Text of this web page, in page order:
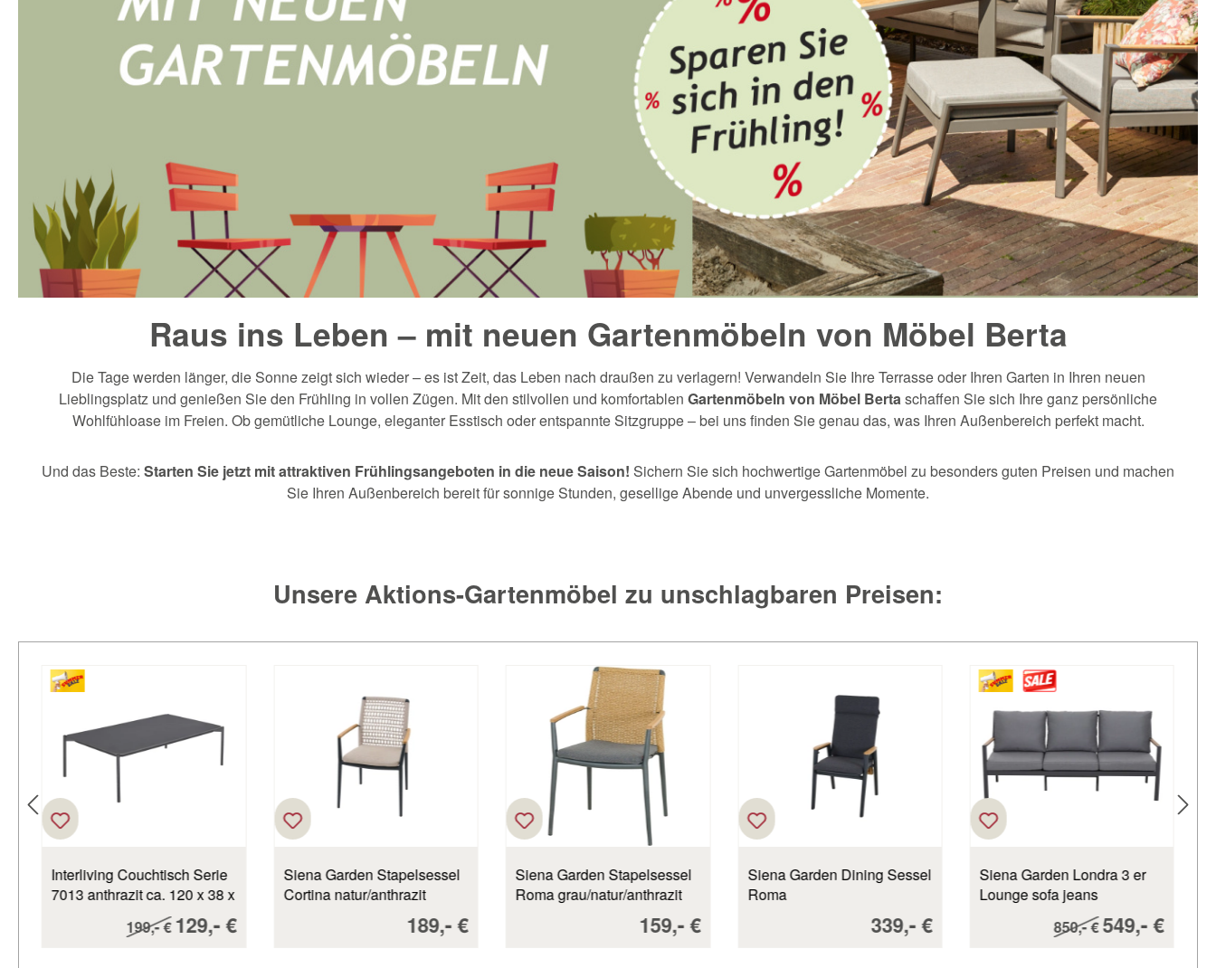
Raus ins Leben – mit neuen Gartenmöbeln von Möbel Berta
Die Tage werden länger, die Sonne zeigt sich wieder – es ist Zeit, das Leben nach draußen zu verlagern! Verwandeln Sie Ihre Terrasse oder Ihren Garten in Ihren neuen
Lieblingsplatz und genießen Sie den Frühling in vollen Zügen. Mit den stilvollen und komfortablen Gartenmöbeln von Möbel Bertaschaffen Sie sich Ihre ganz persönliche
Wohlfühloase im Freien. Ob gemütliche Lounge, eleganter Esstisch oder entspannte Sitzgruppe – bei uns finden Sie genau das, was Ihren Außenbereich perfekt macht.
Und das Beste: Starten Sie jetzt mit attraktiven Frühlingsangeboten in die neue Saison! Sichern Sie sich hochwertige Gartenmöbel zu besonders guten Preisen und machen
Sie Ihren Außenbereich bereit für sonnige Stunden, gesellige Abende und unvergessliche Momente.
Unsere Aktions-Gartenmöbel zu unschlagbaren Preisen:
Produktgalerie überspringen
Interliving Couchtisch Serie
7013 anthrazit ca. 120 x 38 x
Couchtisch, 120 x 38 x 60
Regulärer Preis:
199,-€ Verkaufspreis:
129,-€
Siena Garden Stapelsessel
Cortina natur/anthrazit
Verkaufspreis:
189,-€
Siena Garden Stapelsessel
Roma grau/natur/anthrazit
Verkaufspreis:
159,-€
Siena Garden Dining Sessel
Roma
Verkaufspreis:
339,-€
Siena Garden Londra 3 er
Lounge sofa jeans
grau/anthrazit matt 193 cm
Regulärer Preis:
850,-€549,-€